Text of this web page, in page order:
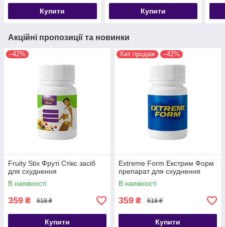
Купити Купити
Акційні пропозиції та новинки
–42%
Fruity Stix Фруті Стікс засіб
для схуднення
В наявності
359 ₴ 618 ₴
Купити
Хит продаж –42%
Extreme Form Екстрим Форм
препарат для схуднення
В наявності
359 ₴ 618 ₴
Купити